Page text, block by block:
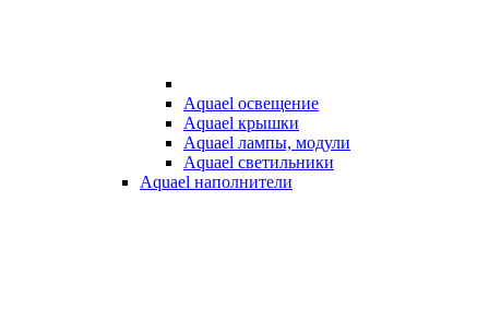
Aquael освещение
Aquael крышки
Aquael лампы, модули
Aquael светильники
Aquael наполнители